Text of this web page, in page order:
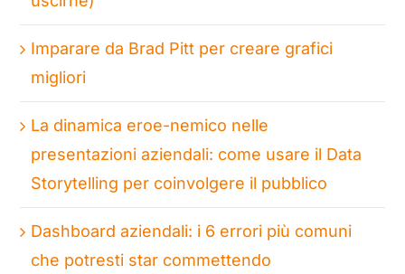
Imparare da Brad Pitt per creare grafici
migliori
La dinamica eroe-nemico nelle
presentazioni aziendali: come usare il Data
Storytelling per coinvolgere il pubblico
Dashboard aziendali: i 6 errori più comuni
che potresti star commettendo